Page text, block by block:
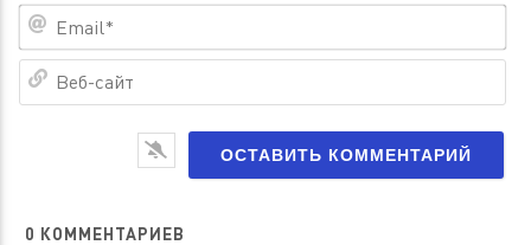
0 КОММЕНТАРИЕВ